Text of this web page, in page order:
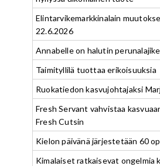
Elintarvikemarkkinalain
22.6.2026
Annabelle on halutin perunalajike
Taimityllilä tuottaa erikoisuuksia
Ruokatiedon kasvujohtajaksi
Fresh Servant vahvistaa
Fresh Cutsin
Kielon päivänä järjestetään 60
Kimalaiset ratkaisevat ongelmia